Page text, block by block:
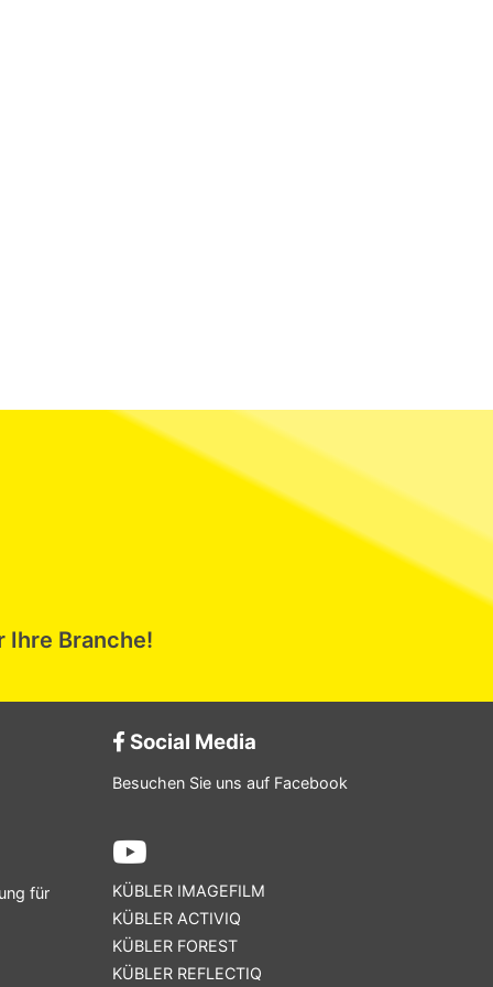
Branche!
für
Social Media
Besuchen Sie uns auf Facebook
KÜBLER IMAGEFILM
KÜBLER ACTIVIQ
KÜBLER FOREST
KÜBLER REFLECTIQ